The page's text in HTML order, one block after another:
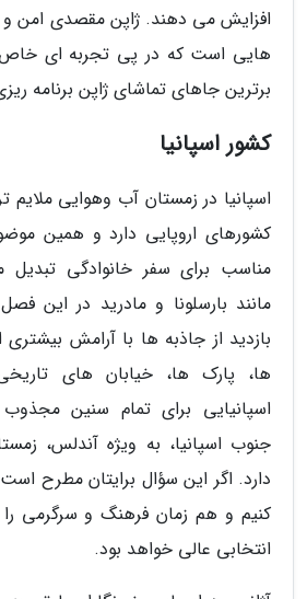
افزایش می دهند. ژاپن مقصدی امن و
هایی است که در پی تجربه ای خاص
برترین جاهای تماشای ژاپن برنامه
کشور اسپانیا
اسپانیا در زمستان آب وهوایی ملایم
کشورهای اروپایی دارد و همین
مناسب برای سفر خانوادگی تبدیل
مانند بارسلونا و مادرید در این
بازدید از جاذبه ها با آرامش
ها، پارک ها، خیابان های
اسپانیایی برای تمام سنین مجذوب
جنوب اسپانیا، به ویژه آندلس،
دارد. اگر این سؤال برایتان مطرح
کنیم و هم زمان فرهنگ و سرگرمی را
انتخابی عالی خواهد بود.